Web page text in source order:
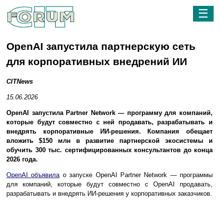
☰
OpenAI запустила партнерскую сеть
для корпоративных внедрений ИИ
CITNews
15.06.2026
OpenAI запустила Partner Network — программу для компаний,
которые будут совместно с ней продавать, разрабатывать и
внедрять корпоративные ИИ-решения. Компания обещает
вложить $150 млн в развитие партнерской экосистемы и
обучить 300 тыс. сертифицированных консультантов до конца
2026 года.
OpenAI объявила о запуске OpenAI Partner Network — программы
для компаний, которые будут совместно с OpenAI продавать,
разрабатывать и внедрять ИИ-решения у корпоративных заказчиков.